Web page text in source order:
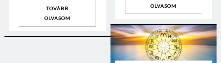
TOVÁBB
OLVASOM
OLVASOM